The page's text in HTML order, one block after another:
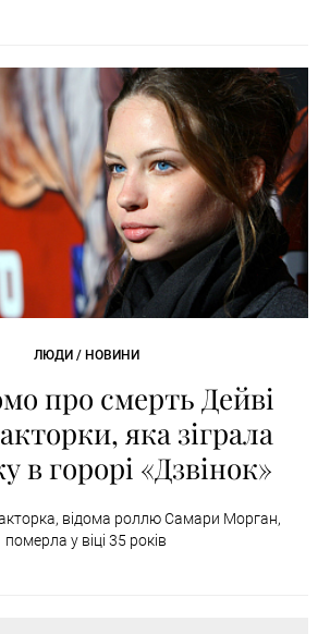
ЛЮДИ / НОВИНИ
про смерть Дейві
яка зіграла
в горорі «Дзвінок»
відома роллю Самари Морган,
померла у віці 35 років